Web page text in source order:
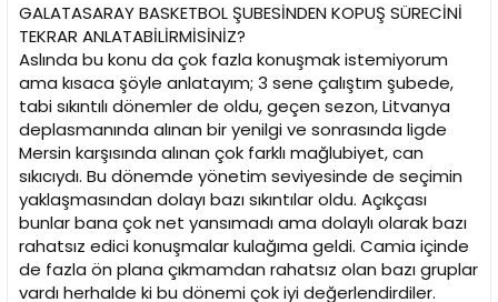
GALATASARAY BASKETBOL ŞUBESİNDEN KOPUŞ SÜRECİNİ
TEKRAR ANLATABİLİRMİSİNİZ?
Aslında bu konu da çok fazla konuşmak istemiyorum
ama kısaca şöyle anlatayım; 3 sene çalıştım şubede,
tabi sıkıntılı dönemler de oldu, geçen sezon, Litvanya
deplasmanında alınan bir yenilgi ve sonrasında ligde
Mersin karşısında alınan çok farklı mağlubiyet, can
sıkıcıydı. Bu dönemde yönetim seviyesinde de seçimin
yaklaşmasından dolayı bazı sıkıntılar oldu. Açıkçası
bunlar bana çok net yansımadı ama dolaylı olarak bazı
rahatsız edici konuşmalar kulağıma geldi. Camia içinde
de fazla ön plana çıkmamdan rahatsız olan bazı gruplar
vardı herhalde ki bu dönemi çok iyi değerlendirdiler.